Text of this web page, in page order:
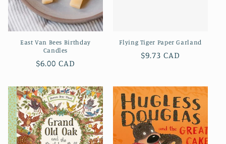
East Van Bees Birthday
Candles
Prix
$6.00 CAD
Flying Tiger Paper Garland
Prix
$9.73 CAD